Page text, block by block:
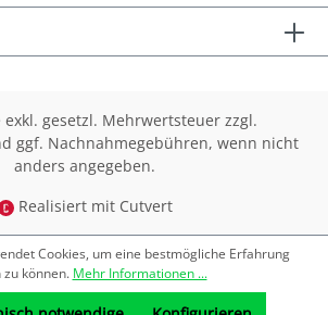
exkl. gesetzl. Mehrwertsteuer zzgl.
ggf. Nachnahmegebühren, wenn nicht
anders angegeben.
Realisiert mit Cutvert
Cookies, um eine bestmögliche Erfahrung
zu können. Mehr Informationen ...